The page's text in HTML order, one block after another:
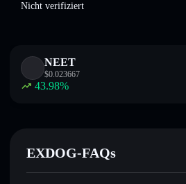
Nicht verifiziert
NEET
$0.023667
43.98%
EXDOG-FAQs